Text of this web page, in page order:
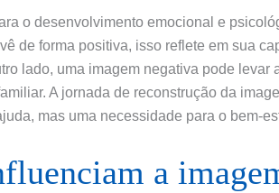
o desenvolvimento emocional e
de forma positiva, isso reflete em sua
lado, uma imagem negativa pode levar
A jornada de reconstrução da
mas uma necessidade para o bem-
a